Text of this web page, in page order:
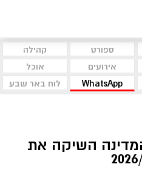
ספורט
קהילה
אירועים
אוכל
WhatsApp לוח באר שבע
המדינה השיקה את